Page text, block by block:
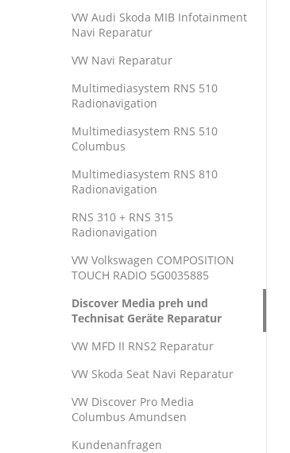
VW Audi Skoda MIB Infotainment
Navi Reparatur
VW Navi Reparatur
Multimediasystem RNS 510
Radionavigation
Multimediasystem RNS 510
Columbus
Multimediasystem RNS 810
Radionavigation
RNS 310 + RNS 315
Radionavigation
VW Volkswagen COMPOSITION
TOUCH RADIO 5G0035885
Discover Media preh und
Technisat Geräte Reparatur
VW MFD II RNS2 Reparatur
VW Skoda Seat Navi Reparatur
VW Discover Pro Media
Columbus Amundsen
Kundenanfragen